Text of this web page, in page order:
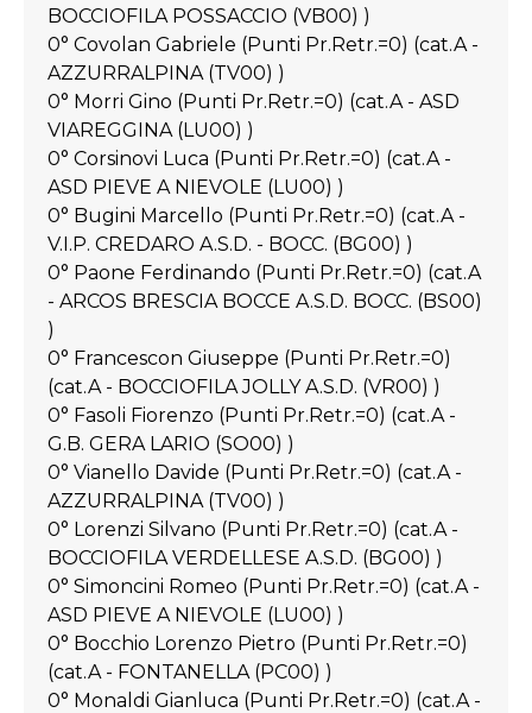
BOCCIOFILA POSSACCIO (VB00) )
0° Covolan Gabriele (Punti Pr.Retr.=0) (cat.A -
AZZURRALPINA (TV00) )
0° Morri Gino (Punti Pr.Retr.=0) (cat.A - ASD
VIAREGGINA (LU00) )
0° Corsinovi Luca (Punti Pr.Retr.=0) (cat.A -
ASD PIEVE A NIEVOLE (LU00) )
0° Bugini Marcello (Punti Pr.Retr.=0) (cat.A -
V.I.P. CREDARO A.S.D. - BOCC. (BG00) )
0° Paone Ferdinando (Punti Pr.Retr.=0) (cat.A
- ARCOS BRESCIA BOCCE A.S.D. BOCC. (BS00)
)
0° Francescon Giuseppe (Punti Pr.Retr.=0)
(cat.A - BOCCIOFILA JOLLY A.S.D. (VR00) )
0° Fasoli Fiorenzo (Punti Pr.Retr.=0) (cat.A -
G.B. GERA LARIO (SO00) )
0° Vianello Davide (Punti Pr.Retr.=0) (cat.A -
AZZURRALPINA (TV00) )
0° Lorenzi Silvano (Punti Pr.Retr.=0) (cat.A -
BOCCIOFILA VERDELLESE A.S.D. (BG00) )
0° Simoncini Romeo (Punti Pr.Retr.=0) (cat.A -
ASD PIEVE A NIEVOLE (LU00) )
0° Bocchio Lorenzo Pietro (Punti Pr.Retr.=0)
(cat.A - FONTANELLA (PC00) )
0° Monaldi Gianluca (Punti Pr.Retr.=0) (cat.A -